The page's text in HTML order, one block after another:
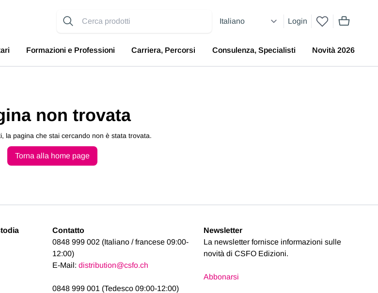
Login
articoli nel
Formazioni e Professioni Carriera, Percorsi Consulenza, Specialisti Novità 2026
non trovata
la pagina che stai cercando non è stata trovata.
Torna alla home page
Contatto
0848 999 002 (Italiano / francese 09:00-
12:00)
E-Mail: distribution@csfo.ch
0848 999 001 (Tedesco 09:00-12:00)
Newsletter
La newsletter fornisce informazioni sulle
novità di CSFO Edizioni.
Abbonarsi